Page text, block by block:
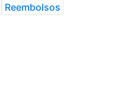
Reembolsos